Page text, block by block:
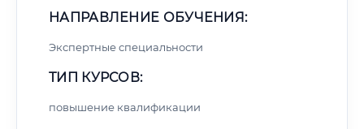
НАПРАВЛЕНИЕ ОБУЧЕНИЯ:
Экспертные специальности
ТИП КУРСОВ:
повышение квалификации